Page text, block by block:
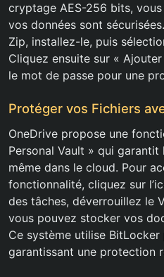
cryptage AES-256 bits,
vos données sont
Zip, installez-le, puis
Cliquez ensuite sur «
le mot de passe pour une
Protéger vos Fichiers
OneDrive propose une
Personal Vault » qui
même dans le cloud. Pour
fonctionnalité, cliquez sur
des tâches, déverrouillez le
vous pouvez stocker vos
Ce système utilise
garantissant une protection